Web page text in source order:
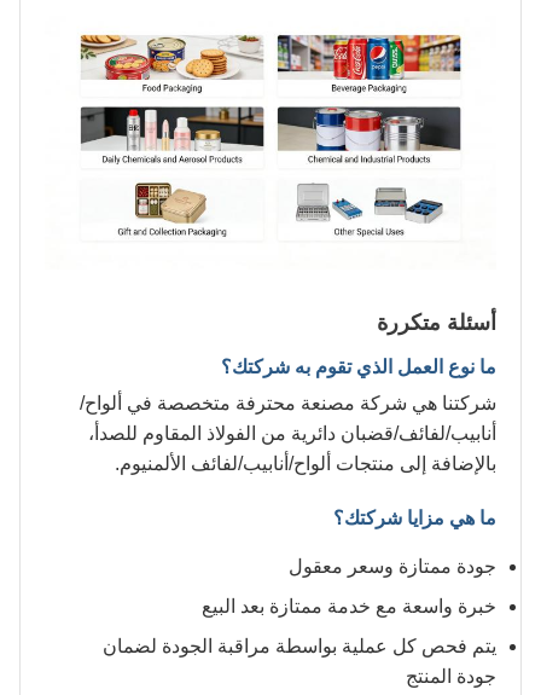
أسئلة متكررة
ما نوع العمل الذي تقوم به شركتك؟
شركتنا هي شركة مصنعة محترفة متخصصة في ألواح/
أنابيب/لفائف/قضبان دائرية من الفولاذ المقاوم للصدأ،
بالإضافة إلى منتجات ألواح/أنابيب/لفائف الألمنيوم.
ما هي مزايا شركتك؟
جودة ممتازة وسعر معقول
خبرة واسعة مع خدمة ممتازة بعد البيع
يتم فحص كل عملية بواسطة مراقبة الجودة لضمان
جودة المنتج